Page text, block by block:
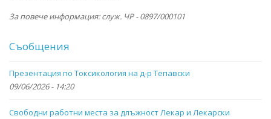
За повече информация: служ. ЧР - 0897/000101
Съобщения
Презентация по Токсикология на д-р Тепавски
09/06/2026 - 14:20
Свободни работни места за длъжност Лекар и Лекарски